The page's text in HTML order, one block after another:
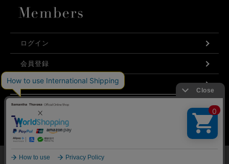
ログイン
会員登録
利用規約
お問い合わせ
プライバシーポリシー
©Samantha Thavasa Japan Limited
弊社はCookieを利用し、Webの利便性向上に努め
ております。「承諾する」をクリックしていただ
くと、お客様に最適な内容を提供することが可能
ご覧ください。
承諾する